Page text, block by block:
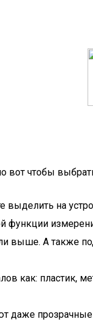
чтобы
на
функции
А также
как: пластик,
даже